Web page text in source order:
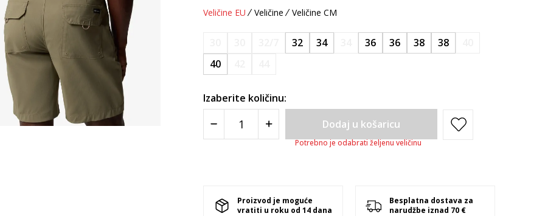
Veličine EU Veličine Veličine CM
32 34 36 36 38 38
40
Izaberite količinu:
Dodaj u košaricu
Potrebno je odabrati željenu veličinu
Proizvod je moguće
vratiti u roku od 14 dana
Besplatna dostava za
narudžbe iznad 70 €